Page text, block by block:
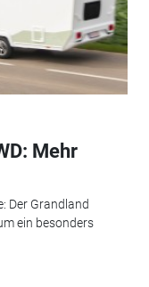
Mehr
Der Grandland
ein besonders